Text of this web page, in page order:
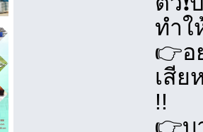
ทำใ
👉อ
เสีย
!!
👉บ